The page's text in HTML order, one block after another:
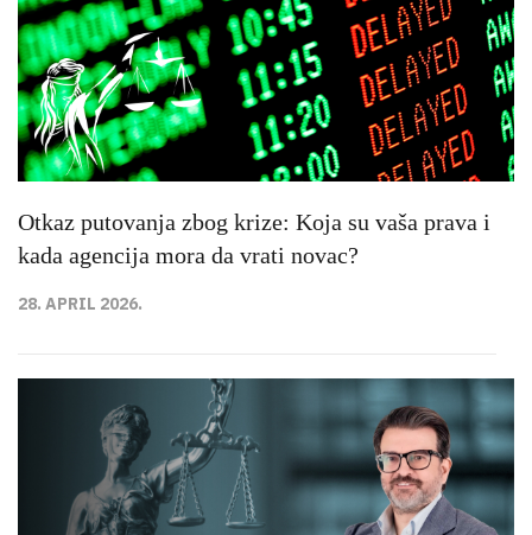
Otkaz putovanja zbog krize: Koja su vaša prava i
kada agencija mora da vrati novac?
28. APRIL 2026.